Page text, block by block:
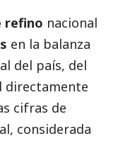
refino nacional
en la balanza
del país, del
directamente
cifras de
considerada